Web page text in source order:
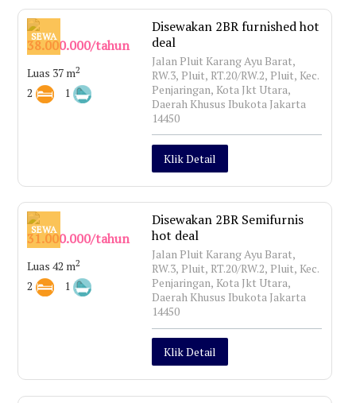
SEWA
38.000.000/tahun
Luas 37 m2
2 1
Disewakan 2BR furnished hot
deal
Jalan Pluit Karang Ayu Barat,
RW.3, Pluit, RT.20/RW.2, Pluit, Kec.
Penjaringan, Kota Jkt Utara,
Daerah Khusus Ibukota Jakarta
14450
Klik Detail
SEWA
31.000.000/tahun
Luas 42 m2
2 1
Disewakan 2BR Semifurnis
hot deal
Jalan Pluit Karang Ayu Barat,
RW.3, Pluit, RT.20/RW.2, Pluit, Kec.
Penjaringan, Kota Jkt Utara,
Daerah Khusus Ibukota Jakarta
14450
Klik Detail